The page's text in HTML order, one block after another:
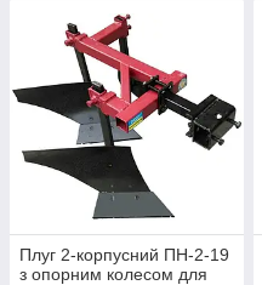
Плуг 2-корпусний ПН-2-19
з опорним колесом для